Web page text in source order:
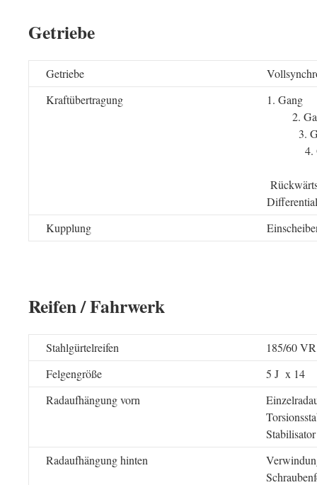
Getriebe
Getriebe
Kraftübertragung
1.
2.
3.
4.
Kupplung
Reifen / Fahrwerk
Stahlgürtelreifen
185/60
Felgengröße
5 J x 14
Radaufhängung vorn
Stabilisator
Radaufhängung hinten